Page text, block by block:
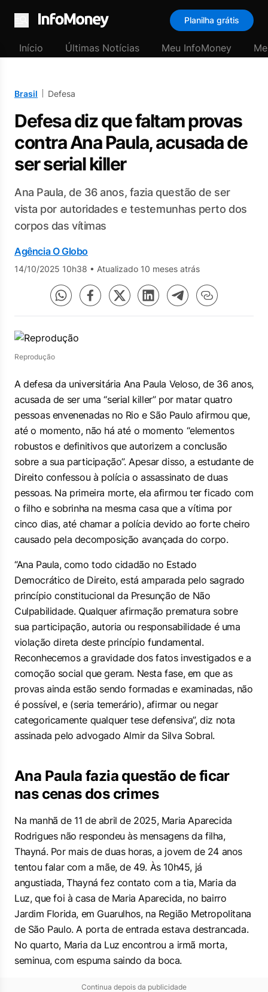
Menu
Planilha grátis
Início Últimas Notícias Meu InfoMoney
Brasil Defesa
Defesa diz que faltam provas
contra Ana Paula, acusada de
ser serial killer
Ana Paula, de 36 anos, fazia questão de ser
vista por autoridades e testemunhas perto dos
corpos das vítimas
Agência O Globo
14/10/2025 10h38 • Atualizado 10 meses atrás
Reprodução
A defesa da universitária Ana Paula Veloso, de 36 anos,
acusada de ser uma “serial killer” por matar quatro
pessoas envenenadas no Rio e São Paulo afirmou que,
até o momento, não há até o momento “elementos
robustos e definitivos que autorizem a conclusão
sobre a sua participação”. Apesar disso, a estudante de
Direito confessou à polícia o assassinato de duas
pessoas. Na primeira morte, ela afirmou ter ficado com
o filho e sobrinha na mesma casa que a vítima por
cinco dias, até chamar a polícia devido ao forte cheiro
causado pela decomposição avançada do corpo.
“Ana Paula, como todo cidadão no Estado
Democrático de Direito, está amparada pelo sagrado
princípio constitucional da Presunção de Não
Culpabilidade. Qualquer afirmação prematura sobre
sua participação, autoria ou responsabilidade é uma
violação direta deste princípio fundamental.
Reconhecemos a gravidade dos fatos investigados e a
comoção social que geram. Nesta fase, em que as
provas ainda estão sendo formadas e examinadas, não
é possível, e (seria temerário), afirmar ou negar
categoricamente qualquer tese defensiva”, diz nota
assinada pelo advogado Almir da Silva Sobral.
Ana Paula fazia questão de ficar
nas cenas dos crimes
Na manhã de 11 de abril de 2025, Maria Aparecida
Rodrigues não respondeu às mensagens da filha,
Thayná. Por mais de duas horas, a jovem de 24 anos
tentou falar com a mãe, de 49. Às 10h45, já
angustiada, Thayná fez contato com a tia, Maria da
Luz, que foi à casa de Maria Aparecida, no bairro
Jardim Florida, em Guarulhos, na Região Metropolitana
de São Paulo. A porta de entrada estava destrancada.
No quarto, Maria da Luz encontrou a irmã morta,
seminua, com espuma saindo da boca.
Continua depois da publicidade